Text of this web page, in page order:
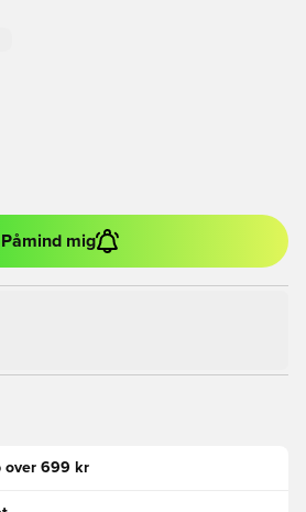
Påmind mig
over 699 kr